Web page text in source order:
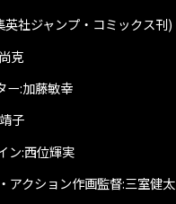
社ジャンプ・コミックス刊)
克
ー:加藤敏幸
子
ン:西位輝実
アクション作画監督:三室健太